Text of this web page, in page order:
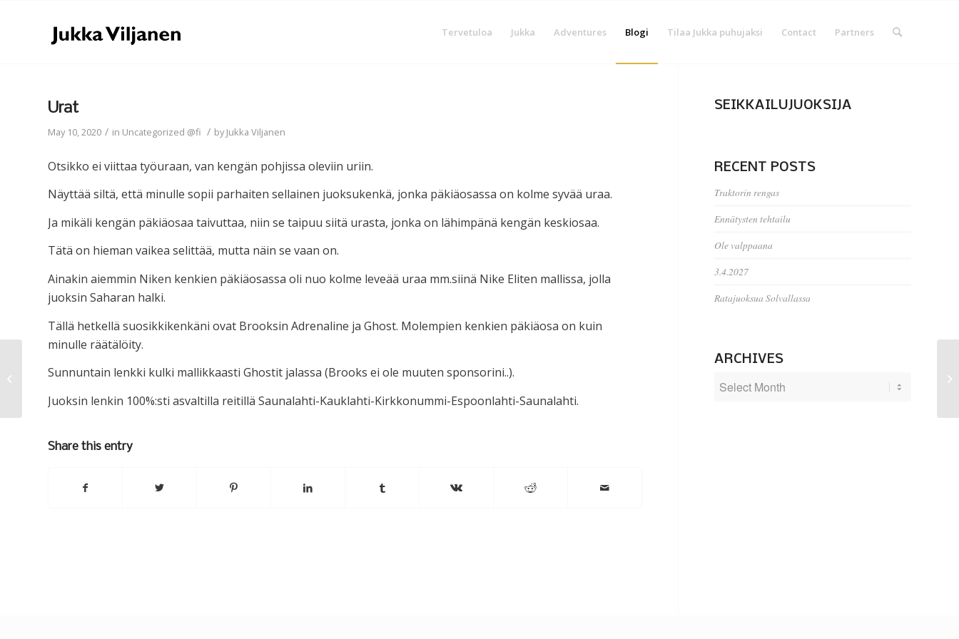
Tervetuloa Jukka Adventures Blogi Tilaa Jukka puhujaksi Contact Partners
Urat
May 10, 2020 / in Uncategorized @fi / byJukka Viljanen
Otsikko ei viittaa työuraan, van kengän pohjissa oleviin uriin.
Näyttää siltä, että minulle sopii parhaiten sellainen juoksukenkä, jonka päkiäosassa on kolme syvää uraa.
Ja mikäli kengän päkiäosaa taivuttaa, niin se taipuu siitä urasta, jonka on lähimpänä kengän keskiosaa.
Tätä on hieman vaikea selittää, mutta näin se vaan on.
Ainakin aiemmin Niken kenkien päkiäosassa oli nuo kolme leveää uraa mm.siinä Nike Eliten mallissa, jolla
juoksin Saharan halki.
Tällä hetkellä suosikkikenkäni ovat Brooksin Adrenaline ja Ghost. Molempien kenkien päkiäosa on kuin
minulle räätälöity.
Sunnuntain lenkki kulki mallikkaasti Ghostit jalassa (Brooks ei ole muuten sponsorini..).
Juoksin lenkin 100%:sti asvaltilla reitillä Saunalahti-Kauklahti-Kirkkonummi-Espoonlahti-Saunalahti.
Share this entry
SEIKKAILUJUOKSIJA
RECENT POSTS
Traktorin rengas
Ennätysten tehtailu
Ole valppaana
3.4.2027
Ratajuoksua Solvallassa
ARCHIVES
Haltille?